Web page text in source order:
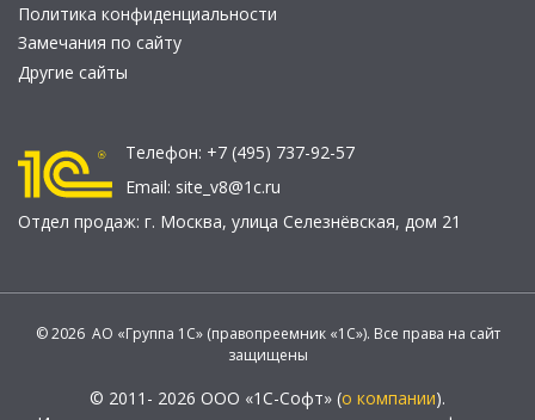
Политика конфиденциальности
Замечания по сайту
Другие сайты
Телефон: +7 (495) 737-92-57
Email: site_v8@1c.ru
Отдел продаж: г. Москва, улица Селезнёвская, дом 21
© 2026 АО «Группа 1С» (правопреемник «1С»). Все права на сайт
защищены
© 2011- 2026 ООО «1С-Софт» (о компании).